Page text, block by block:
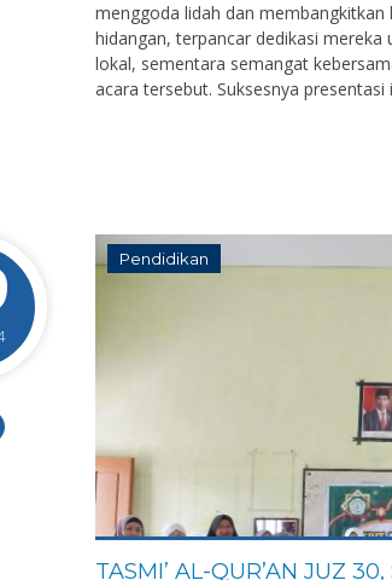
menggoda lidah dan
hidangan, terpancar dedikasi
lokal, sementara semangat
acara tersebut. Suksesnya
Pendidikan
TASMI’ AL-QUR’AN JUZ